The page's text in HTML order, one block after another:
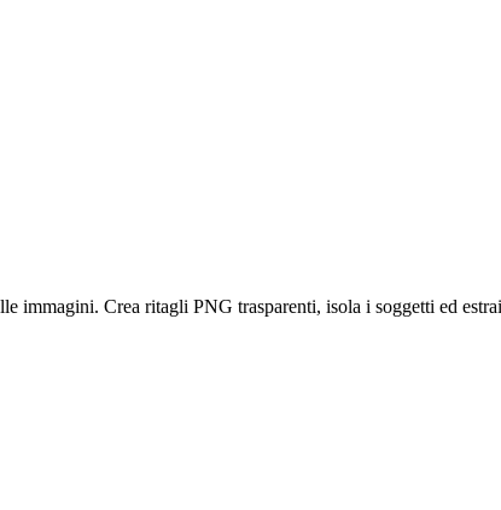
immagini. Crea ritagli PNG trasparenti, isola i soggetti ed